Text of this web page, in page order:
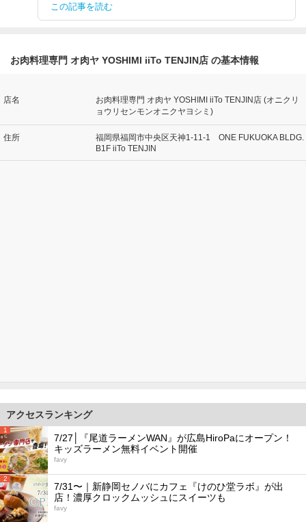
この記事を読む
お肉料理専門 オ肉ヤ YOSHIMI iiTo TENJIN店 の基本情報
店名
お肉料理専門 オ肉ヤ YOSHIMI iiTo TENJIN店 (オニクリ
ョウリセンモンオニクヤヨシミ)
住所
福岡県福岡市中央区天神1-11-1 ONE FUKUOKA BLDG.
B1F iiTo TENJIN
アクセスランキング
1
7/27│『尾道ラーメンWAN』が広島HiroPaにオープン！
キッズラーメン無料イベント開催
favy
2
7/31〜｜新静岡セノバにカフェ『けのひ堂ラボ』が出
店！濃厚クロックムッシュにスイーツも
favy